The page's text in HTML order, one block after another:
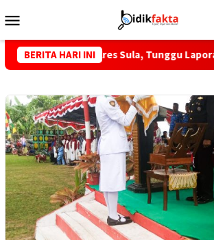
ke
Mobile
BERITA HARI INI
Kapolres Sula, Tunggu Laporan Rasmi!